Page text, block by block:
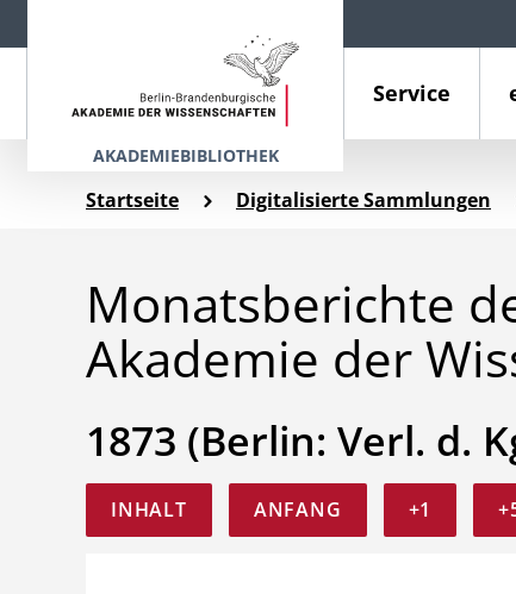
AKADEMIEBIBLIOTHEK
Service
Startseite Digitalisierte Sammlungen
Monatsberichte
Akademie der
1873 (Berlin: Verl. d.
INHALT ANFANG +1